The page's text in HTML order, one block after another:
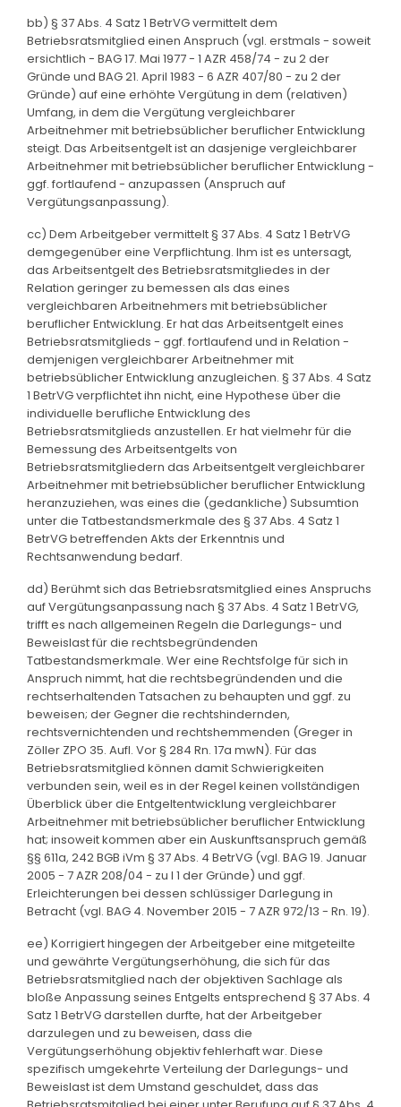
bb) § 37 Abs. 4 Satz 1 BetrVG vermittelt dem
Betriebsratsmitglied einen Anspruch (vgl. erstmals - soweit
ersichtlich - BAG 17. Mai 1977 - 1 AZR 458/74 - zu 2 der
Gründe und BAG 21. April 1983 - 6 AZR 407/80 - zu 2 der
Gründe) auf eine erhöhte Vergütung in dem (relativen)
Umfang, in dem die Vergütung vergleichbarer
Arbeitnehmer mit betriebsüblicher beruflicher Entwicklung
steigt. Das Arbeitsentgelt ist an dasjenige vergleichbarer
Arbeitnehmer mit betriebsüblicher beruflicher Entwicklung -
ggf. fortlaufend - anzupassen (Anspruch auf
Vergütungsanpassung).
cc) Dem Arbeitgeber vermittelt § 37 Abs. 4 Satz 1 BetrVG
demgegenüber eine Verpflichtung. Ihm ist es untersagt,
das Arbeitsentgelt des Betriebsratsmitgliedes in der
Relation geringer zu bemessen als das eines
vergleichbaren Arbeitnehmers mit betriebsüblicher
beruflicher Entwicklung. Er hat das Arbeitsentgelt eines
Betriebsratsmitglieds - ggf. fortlaufend und in Relation -
demjenigen vergleichbarer Arbeitnehmer mit
betriebsüblicher Entwicklung anzugleichen. § 37 Abs. 4 Satz
1 BetrVG verpflichtet ihn nicht, eine Hypothese über die
individuelle berufliche Entwicklung des
Betriebsratsmitglieds anzustellen. Er hat vielmehr für die
Bemessung des Arbeitsentgelts von
Betriebsratsmitgliedern das Arbeitsentgelt vergleichbarer
Arbeitnehmer mit betriebsüblicher beruflicher Entwicklung
heranzuziehen, was eines die (gedankliche) Subsumtion
unter die Tatbestandsmerkmale des § 37 Abs. 4 Satz 1
BetrVG betreffenden Akts der Erkenntnis und
Rechtsanwendung bedarf.
dd) Berühmt sich das Betriebsratsmitglied eines Anspruchs
auf Vergütungsanpassung nach § 37 Abs. 4 Satz 1 BetrVG,
trifft es nach allgemeinen Regeln die Darlegungs- und
Beweislast für die rechtsbegründenden
Tatbestandsmerkmale. Wer eine Rechtsfolge für sich in
Anspruch nimmt, hat die rechtsbegründenden und die
rechtserhaltenden Tatsachen zu behaupten und ggf. zu
beweisen; der Gegner die rechtshindernden,
rechtsvernichtenden und rechtshemmenden (Greger in
Zöller ZPO 35. Aufl. Vor § 284 Rn. 17a mwN). Für das
Betriebsratsmitglied können damit Schwierigkeiten
verbunden sein, weil es in der Regel keinen vollständigen
Überblick über die Entgeltentwicklung vergleichbarer
Arbeitnehmer mit betriebsüblicher beruflicher Entwicklung
hat; insoweit kommen aber ein Auskunftsanspruch gemäß
§§ 611a, 242 BGB iVm § 37 Abs. 4 BetrVG (vgl. BAG 19. Januar
2005 - 7 AZR 208/04 - zu I 1 der Gründe) und ggf.
Erleichterungen bei dessen schlüssiger Darlegung in
Betracht (vgl. BAG 4. November 2015 - 7 AZR 972/13 - Rn. 19).
ee) Korrigiert hingegen der Arbeitgeber eine mitgeteilte
und gewährte Vergütungserhöhung, die sich für das
Betriebsratsmitglied nach der objektiven Sachlage als
bloße Anpassung seines Entgelts entsprechend § 37 Abs. 4
Satz 1 BetrVG darstellen durfte, hat der Arbeitgeber
darzulegen und zu beweisen, dass die
Vergütungserhöhung objektiv fehlerhaft war. Diese
spezifisch umgekehrte Verteilung der Darlegungs- und
Beweislast ist dem Umstand geschuldet, dass das